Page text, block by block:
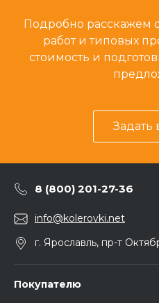
Подробно расскажем
работ и типовых
стоимость и
Задать
8 (800) 201-27-36
info@kolerovki.net
г. Ярославль, пр-т
Покупателю